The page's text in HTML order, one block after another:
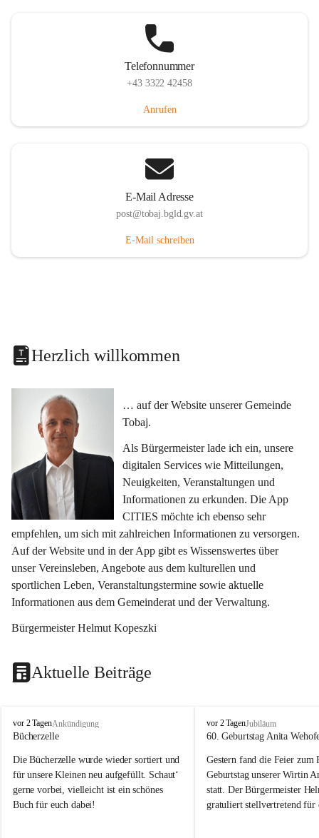
Telefonnummer
+43 3322 42458
Anrufen
E-Mail Adresse
post@tobaj.bgld.gv.at
E-Mail schreiben
Herzlich willkommen
… auf der Website unserer Gemeinde
Tobaj.
Als Bürgermeister lade ich ein, unsere
digitalen Services wie Mitteilungen,
Neuigkeiten, Veranstaltungen und
Informationen zu erkunden. Die App
CITIES möchte ich ebenso sehr
empfehlen, um sich mit zahlreichen Informationen zu versorgen.
Auf der Website und in der App gibt es Wissenswertes über
unser Vereinsleben, Angebote aus dem kulturellen und
sportlichen Leben, Veranstaltungstermine sowie aktuelle
Informationen aus dem Gemeinderat und der Verwaltung.
Bürgermeister Helmut Kopeszki
Aktuelle Beiträge
T
o
a
j
vor 2 TagenAnkündigung
Bücherzelle
Die Bücherzelle wurde wieder sortiert und
für unsere Kleinen neu aufgefüllt. Schaut‘
gerne vorbei, vielleicht ist ein schönes
Buch für euch dabei!
T
o
a
j
vor 2 TagenJubiläum
60. Geburtstag Anita
Gestern fand die Feier zum
Geburtstag unserer Wirtin
statt. Der Bürgermeister
gratuliert stellvertretend für